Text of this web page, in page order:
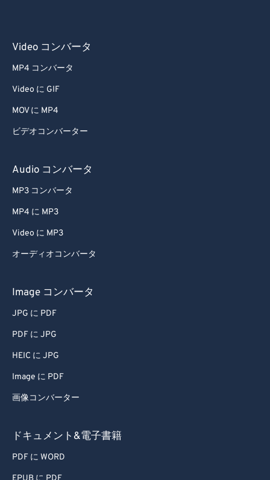
Video コンバータ
MP4 コンバータ
Video に GIF
MOV に MP4
ビデオコンバーター
Audio コンバータ
MP3 コンバータ
MP4 に MP3
Video に MP3
オーディオコンバータ
Image コンバータ
JPG に PDF
PDF に JPG
HEIC に JPG
Image に PDF
画像コンバーター
ドキュメント&電子書籍
PDF に WORD